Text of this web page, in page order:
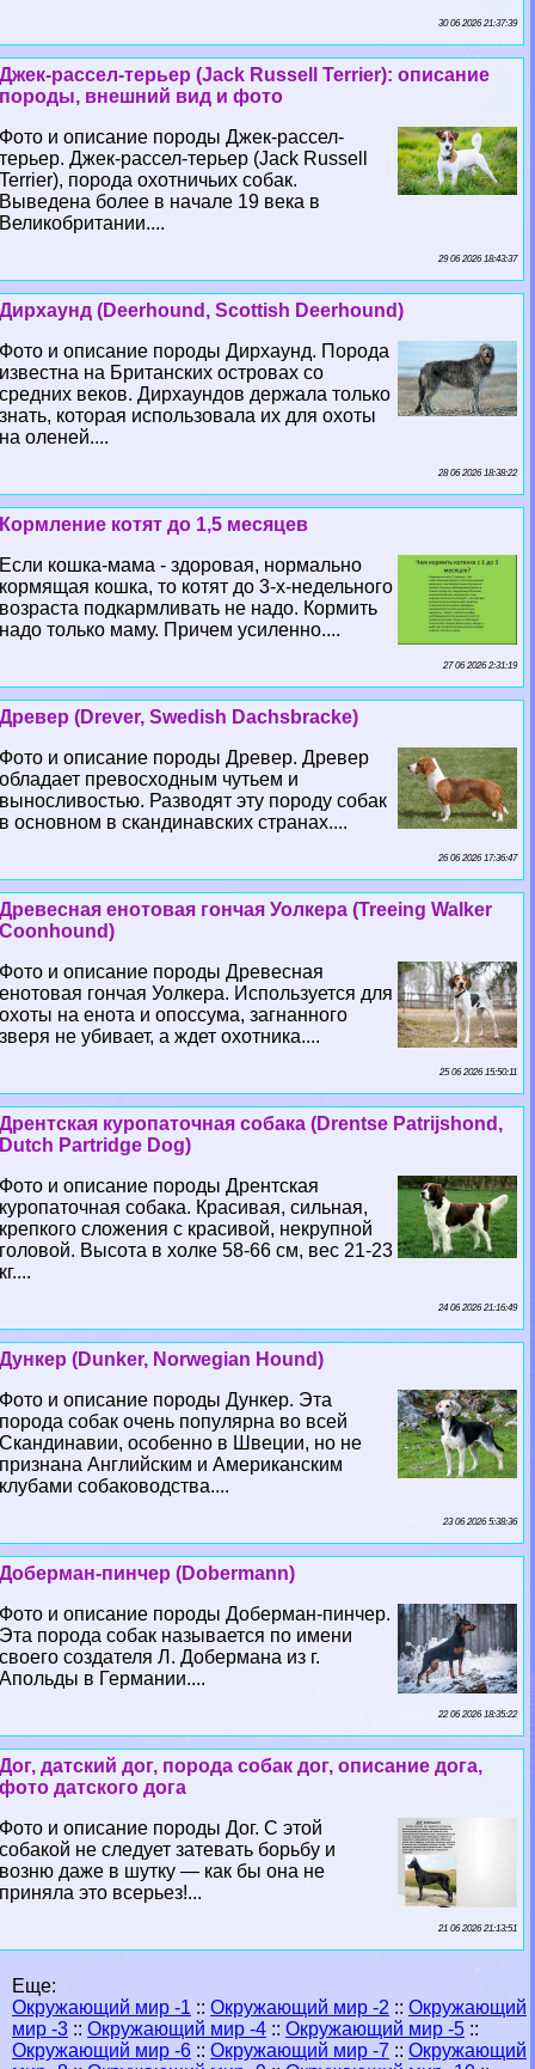
30 06 2026 21:37:39
Джек-рассел-терьер (Jack Russell Terrier): описание
породы, внешний вид и фото
Фото и описание породы Джек-рассел-
терьер. Джек-рассел-терьер (Jack Russell
Terrier), порода охотничьих собак.
Выведена более в начале 19 века в
Великобритании....
29 06 2026 18:43:37
Дирхаунд (Deerhound, Scottish Deerhound)
Фото и описание породы Дирхаунд. Порода
известна на Британских островах со
средних веков. Дирхаундов держала только
знать, которая использовала их для охоты
на оленей....
28 06 2026 18:38:22
Кормление котят до 1,5 месяцев
Если кошка-мама - здоровая, нормально
кормящая кошка, то котят до 3-х-недельного
возраста подкармливать не надо. Кормить
надо только маму. Причем усиленно....
27 06 2026 2:31:19
Древер (Drever, Swedish Dachsbracke)
Фото и описание породы Древер. Древер
обладает превосходным чутьем и
выносливостью. Разводят эту породу собак
в основном в скандинавских странах....
26 06 2026 17:36:47
Древесная енотовая гончая Уолкера (Treeing Walker
Coonhound)
Фото и описание породы Древесная
енотовая гончая Уолкера. Используется для
охоты на енота и опоссума, загнанного
зверя не убивает, а ждет охотника....
25 06 2026 15:50:11
Дрентская куропаточная собака (Drentse Patrijshond,
Dutch Partridge Dog)
Фото и описание породы Дрентская
куропаточная собака. Красивая, сильная,
крепкого сложения с красивой, некрупной
головой. Высота в холке 58-66 см, вес 21-23
кг....
24 06 2026 21:16:49
Дункер (Dunker, Norwegian Hound)
Фото и описание породы Дункер. Эта
порода собак очень популярна во всей
Скандинавии, особенно в Швеции, но не
признана Английским и Американским
клубами собаководства....
23 06 2026 5:38:36
Доберман-пинчер (Dobermann)
Фото и описание породы Доберман-пинчер.
Эта порода собак называется по имени
своего создателя Л. Добермана из г.
Апольды в Германии....
22 06 2026 18:35:22
Дог, датский дог, порода собак дог, описание дога,
фото датского дога
Фото и описание породы Дог. С этой
собакой не следует затевать борьбу и
возню даже в шутку — как бы она не
приняла это всерьез!...
21 06 2026 21:13:51
Еще:
Окружающий мир -1 :: Окружающий мир -2 :: Окружающий
мир -3 :: Окружающий мир -4 :: Окружающий мир -5 ::
Окружающий мир -6 :: Окружающий мир -7 :: Окружающий